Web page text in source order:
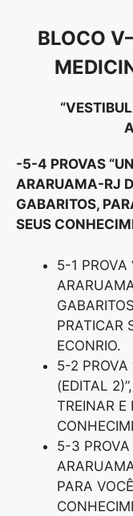
BLOCO V
-5-4 PROVAS
ARARUAMA-RJ
GABARITOS,
SEUS
5-1 PROVA
PRATICAR
ECONRIO.
5-2 PROVA
(EDITAL
TREINAR E
5-3 PROVA
PARA